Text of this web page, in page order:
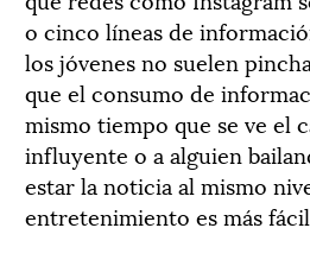
o cinco líneas de
los jóvenes no suelen
que el consumo de
mismo tiempo que se ve el
influyente o a alguien
estar la noticia al mismo
entretenimiento es más